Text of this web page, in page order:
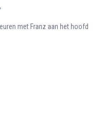
met Franz aan het hoofd